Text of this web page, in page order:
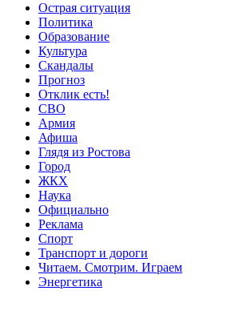
Острая ситуация
Политика
Образование
Культура
Скандалы
Прогноз
Отклик есть!
СВО
Армия
Афиша
Глядя из Ростова
Город
ЖКХ
Наука
Официально
Реклама
Спорт
Транспорт и дороги
Читаем. Смотрим. Играем
Энергетика